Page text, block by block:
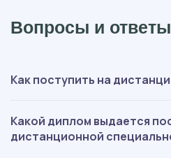
Вопросы и ответы
Как поступить на
Для поступления вам нужно:
выслать нам документы, пройти
Какой диплом выдается
дистанционной